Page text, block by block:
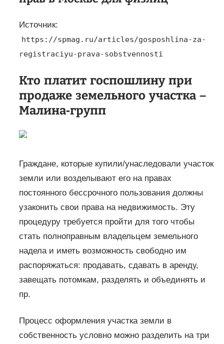
Источник:
https://spmag.ru/articles/gosposhlina-za-
registraciyu-prava-sobstvennosti
Кто платит госпошлину при
продаже земельного участка –
Малина-групп
Граждане, которые купили/унаследовали участок
земли или возделывают его на правах
постоянного бессрочного пользования должны
узаконить свои права на недвижимость. Эту
процедуру требуется пройти для того чтобы
стать полноправным владельцем земельного
надела и иметь возможность свободно им
распоряжаться: продавать, сдавать в аренду,
завещать потомкам, разделять и объединять и
пр.
Процесс оформления участка земли в
собственность условно можно разделить на три